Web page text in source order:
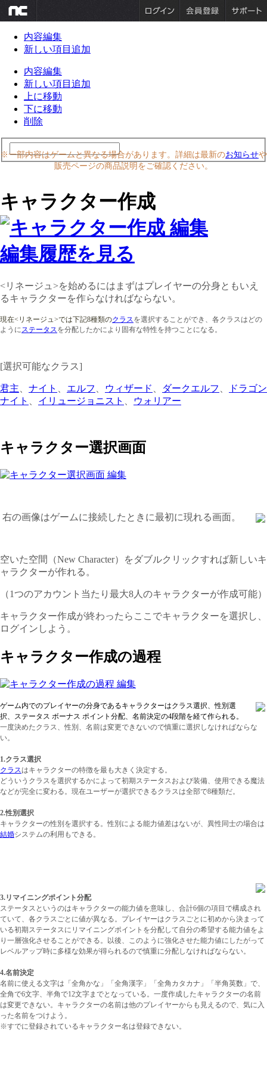
内容編集
新しい項目追加
内容編集
新しい項目追加
上に移動
下に移動
削除
※一部内容はゲームと異なる場合があります。詳細は最新のお知らせや
販売ページの商品説明をご確認ください。
キャラクター作成
編集履歴を見る
<リネージュ>を始めるにはまずはプレイヤーの分身ともいえ
るキャラクターを作らなければならない。
現在<リネージュ>では下記8種類のクラスを選択することができ、各クラスは どの
ようにステータスを分配したかにより固有な特性を持つことになる。
[選択可能なクラス]
君主 ナイト エルフ ウィザード ダークエルフ
ドラゴン
ナイト
イリュージョニスト ウォリアー
キャラクター選択画面
右の画像はゲームに接続したときに最初に現れる画面。
空いた空間（New Character）をダブルクリックすれば新しいキ
ャラクターが作れる。
（1つのアカウント当たり最大8人のキャラクターが作成可能）
キャラクター作成が終わったらここでキャラクターを選択し、
ログインしよう。
キャラクター作成の過程
ゲーム内でのプレイヤーの分身であるキャラクターはクラス選択、性別選
択、ステータス ボーナス ポイント分配、名前決定の4段階を経て作られる。
一度決めたクラス、性別、名前は変更できないので慎重に選択しなければならな
い。
1.クラス選択
クラスはキャラクターの特徴を最も大きく決定する。
どういうクラスを選択するかによって初期ステータスおよび装備、使用できる魔法
などが完全に変わる。現在ユーザーが選択できるクラスは全部で8種類だ。
2.性別選択
キャラクターの性別を選択する。性別による能力値差はないが、異性同士の場合は
結婚システムの利用もできる。
3.リマイニングポイント分配
ステータスというのはキャラクターの能力値を意味し、合計6個の項目で構成され
ていて、各クラスごとに値が異なる。プレイヤーはクラスごとに初めから決まって
いる初期ステータスにリマイニングポイントを分配して自分の希望する能力値をよ
り一層強化させることができる。以後、このように強化させた能力値にしたがって
レベルアップ時に多様な効果が得られるので慎重に分配しなければならない。
4.名前決定
名前に使える文字は「全角かな」「全角漢字」「全角カタカナ」「半角英数」で、
全角で6文字、半角で12文字までとなっている。一度作成したキャラクターの名前
は変更できない。キャラクターの名前は他のプレイヤーからも見えるので、気に入
った名前をつけよう。
※すでに登録されているキャラクター名は登録できない。